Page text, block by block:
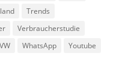
Trends
Verbraucherstudie
VW WhatsApp
Youtube